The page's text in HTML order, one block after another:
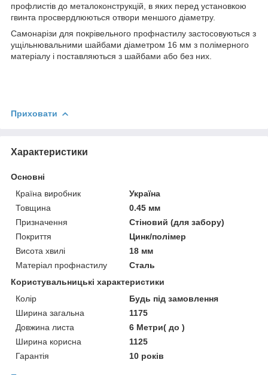
профлистів до металоконструкцій, в яких перед установкою
гвинта просвердлюються отвори меншого діаметру.
Самонарізи для покрівельного профнастилу застосовуються з
ущільнювальними шайбами діаметром 16 мм з полімерного
матеріалу і поставляються з шайбами або без них.
Приховати
Характеристики
Основні
Країна виробник
Україна
Товщина
0.45 мм
Призначення
Стіновий (для забору)
Покриття
Цинк/полімер
Висота хвилі
18 мм
Матеріал профнастилу
Сталь
Користувальницькі характеристики
Колір
Будь під замовлення
Ширина загальна
1175
Довжина листа
6 Метри( до )
Ширина корисна
1125
Гарантія
10 років